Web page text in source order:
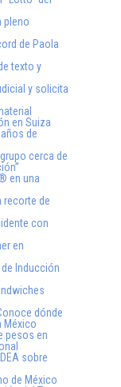
pleno
de Paola
texto y
y solicita
en Suiza
de
cerca de
en una
recorte de
con
en
Inducción
dónde
México
pesos en
sobre
de México